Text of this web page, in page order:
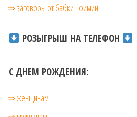
⇒ заговоры от бабки Ефимии
РОЗЫГРЫШ НА ТЕЛЕФОН
С ДНЕМ РОЖДЕНИЯ:
⇒ женщинам